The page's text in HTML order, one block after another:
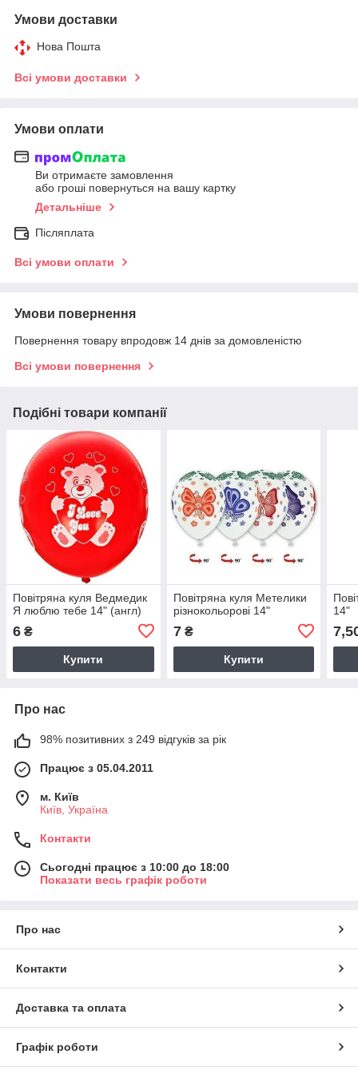
Умови доставки
Нова Пошта
Всі умови доставки
Умови оплати
Ви отримаєте замовлення
або гроші повернуться на вашу картку
Детальніше
Післяплата
Всі умови оплати
Умови повернення
Повернення товару впродовж 14 днів за домовленістю
Всі умови повернення
Подібні товари компанії
Повітряна куля Ведмедик
Я люблю тебе 14" (англ)
6 ₴
Купити
Повітряна куля Метелики
різнокольорові 14"
7₴
Купити
14"
Про нас
98% позитивних з 249 відгуків за рік
Працює з 05.04.2011
м. Київ
Київ, Україна
Контакти
Сьогодні працює з 10:00 до 18:00
Показати весь графік роботи
Про нас
Контакти
Доставка та оплата
Графік роботи